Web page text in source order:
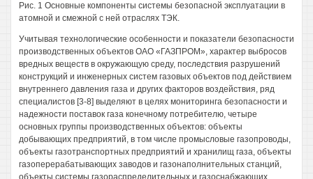
Рис. 1 Основные компоненты системы безопасной эксплуатации в
атомной и смежной с ней отраслях ТЭК.
Учитывая технологические особенности и показатели безопасности
производственных объектов ОАО «ГАЗПРОМ», характер выбросов
вредных веществ в окружающую среду, последствия разрушений
конструкций и инженерных систем газовых объектов под действием
внутреннего давления газа и других факторов воздействия, ряд
специалистов [3-8] выделяют в целях мониторинга безопасности и
надежности поставок газа конечному потребителю, четыре
основных группы производственных объектов: объекты
добывающих предприятий, в том числе промысловые газопроводы,
объекты газотранспортных предприятий и хранилищ газа, объекты
газоперерабатывающих заводов и газонаполнительных станций,
объекты системы газораспределительных и газоснабжающих